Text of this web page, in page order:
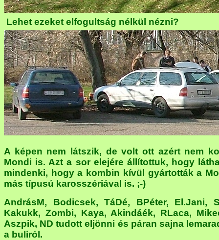
Lehet ezeket elfogultság nélkül nézni?
A képen nem látszik, de volt ott azért nem
Mondi is. Azt a sor elejére állítottuk, hogy
mindenki, hogy a kombin kívül gyártották a
más típusú karosszériával is. ;-)
AndrásM, Bodicsek, TáDé, BPéter, El.Jani,
Kakukk, Zombi, Kaya, Akindáék, RLaca,
Aszpik, ND tudott eljönni és páran sajna
a buliról.